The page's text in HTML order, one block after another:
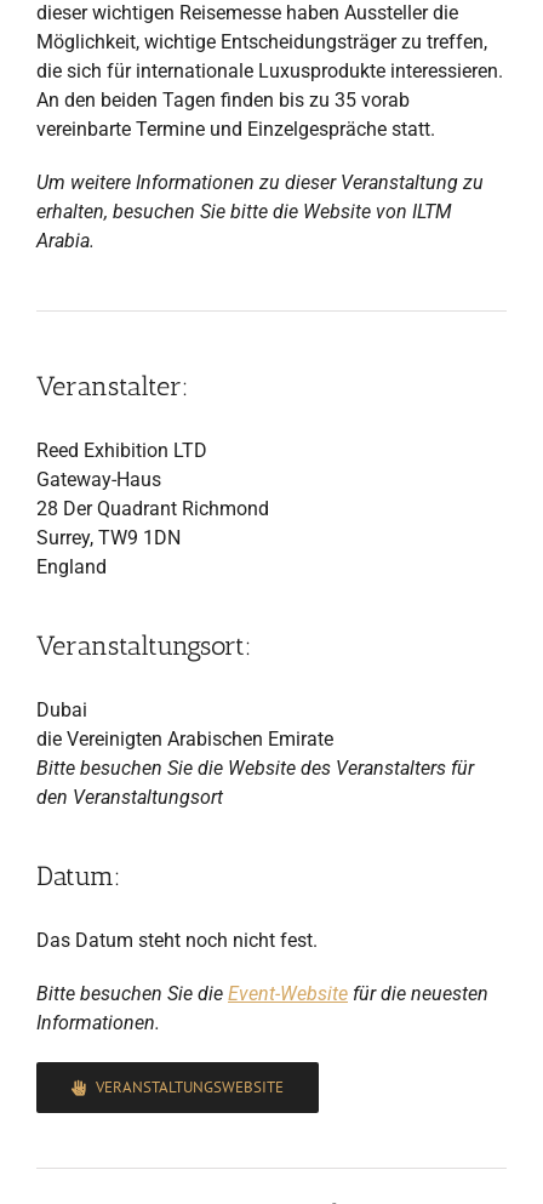
dieser wichtigen Reisemesse haben Aussteller die
Möglichkeit, wichtige Entscheidungsträger zu treffen,
die sich für internationale Luxusprodukte interessieren.
An den beiden Tagen finden bis zu 35 vorab
vereinbarte Termine und Einzelgespräche statt.
Um weitere Informationen zu dieser Veranstaltung zu
erhalten, besuchen Sie bitte die Website von ILTM
Arabia.
Veranstalter:
Reed Exhibition LTD
Gateway-Haus
28 Der Quadrant Richmond
Surrey, TW9 1DN
England
Veranstaltungsort:
Dubai
die Vereinigten Arabischen Emirate
Bitte besuchen Sie die Website des Veranstalters für
den Veranstaltungsort
Datum:
Das Datum steht noch nicht fest.
Bitte besuchen Sie die Event-Website für die neuesten
Informationen.
VERANSTALTUNGSWEBSITE